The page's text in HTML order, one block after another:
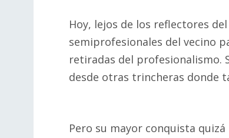
Hoy, lejos de los reflectores
semiprofesionales del vecino
retiradas del profesionalismo.
desde otras trincheras donde
Pero su mayor conquista